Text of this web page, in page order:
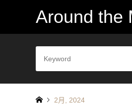
Around the
2月, 2024